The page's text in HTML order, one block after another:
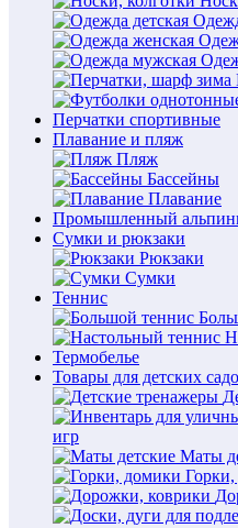
Перчатки спортивные
Плавание и пляж
Пляж
Бассейны
Плавание
Промышленный
Сумки и рюкзаки
Рюкзаки
Сумки
Теннис
Термобелье
Товары для детских
игр
Маты